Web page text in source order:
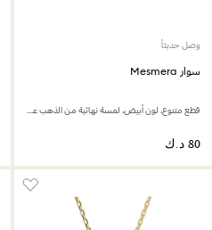
وصل حديثاً
سوار Mesmera
قطع متنوع، لون أبيض، لمسة نهائية من الذهب عيار 18 قيراط